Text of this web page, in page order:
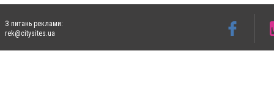
З питань реклами:
rek@citysites.ua